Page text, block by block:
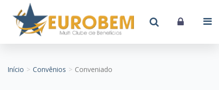
Início Convênios Conveniado